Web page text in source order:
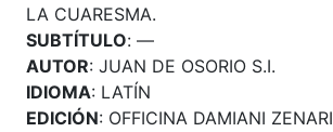
LA CUARESMA.
SUBTÍTULO: —
AUTOR: JUAN DE OSORIO S.I.
IDIOMA: LATÍN
EDICIÓN: OFFICINA DAMIANI ZENARI